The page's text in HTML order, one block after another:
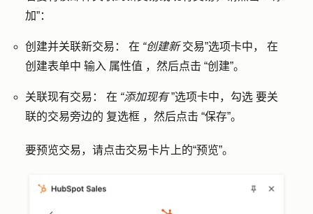
加”：
创建并关联新交易： 在 “创建新交易”选项卡中， 在
创建表单中 输入 属性值 ，然后点击 “创建”。
关联现有交易： 在 “添加现有”选项卡中，勾选 要关
联的交易旁边的 复选框 ，然后点击 “保存”。
要预览交易，请点击交易卡片上的“预览”。